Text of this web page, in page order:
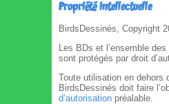
Propriété intellectuelle
BirdsDessinés, Copyright
Les BDs et l’ensemble
sont protégés par droit
Toute utilisation en dehors
BirdsDessinés doit faire
d’autorisation préalable.